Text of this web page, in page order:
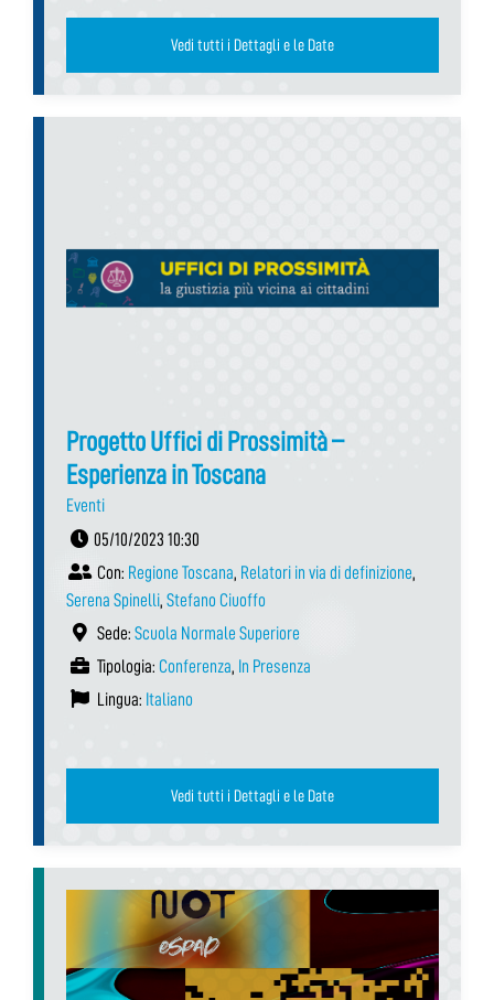
Vedi tutti i Dettagli e le Date
Progetto Uffici di Prossimità –
Esperienza in Toscana
Eventi
05/10/2023 10:30
Con: Regione Toscana, Relatori in via di definizione,
Serena Spinelli, Stefano Ciuoffo
Sede: Scuola Normale Superiore
Tipologia: Conferenza, In Presenza
Lingua: Italiano
Vedi tutti i Dettagli e le Date